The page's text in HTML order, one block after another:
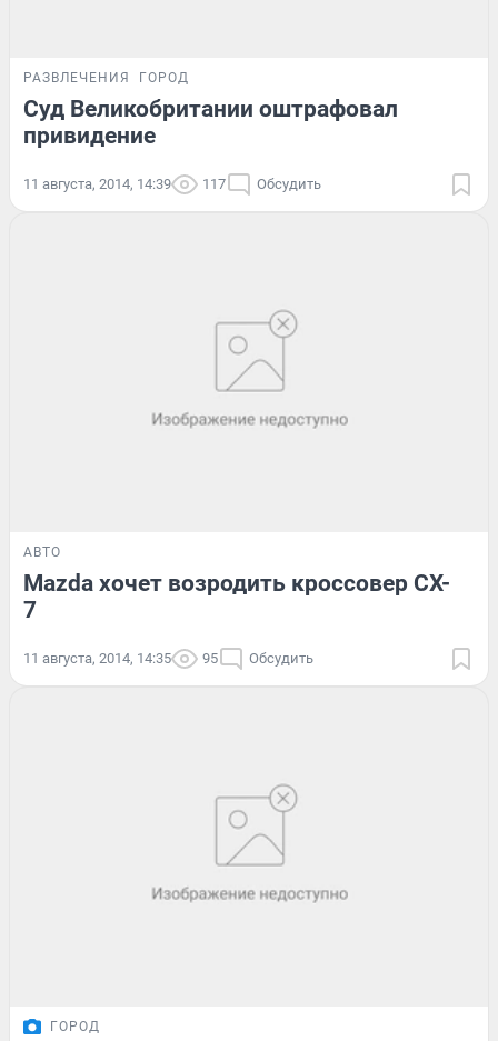
РАЗВЛЕЧЕНИЯ ГОРОД
Суд Великобритании оштрафовал
привидение
11 августа, 2014, 14:39 117 Обсудить
АВТО
Mazda хочет возродить кроссовер CX-
7
11 августа, 2014, 14:35 95 Обсудить
ГОРОД